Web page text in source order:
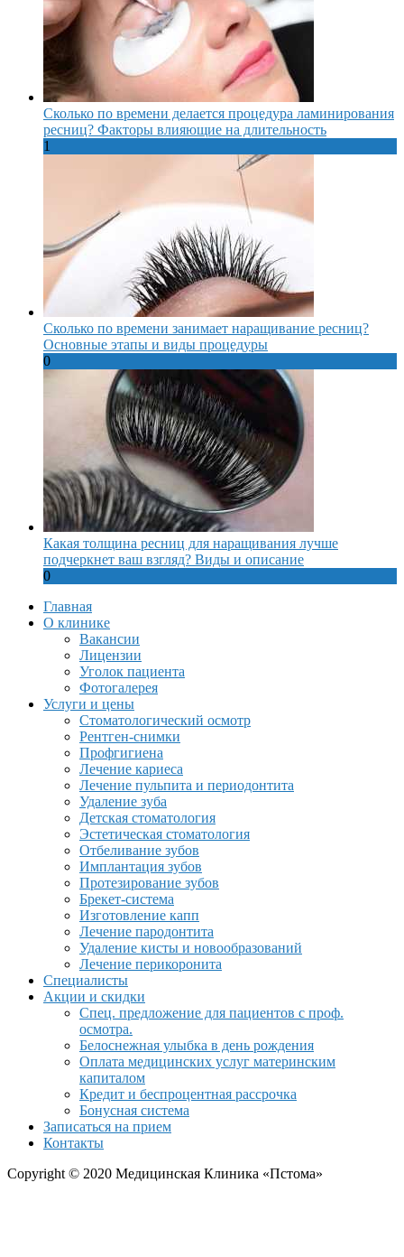
Сколько по времени делается процедура ламинирования
ресниц? Факторы влияющие на длительность
1
Сколько по времени занимает наращивание ресниц?
Основные этапы и виды процедуры
0
Какая толщина ресниц для наращивания лучше
подчеркнет ваш взгляд? Виды и описание
0
Главная
О клинике
Вакансии
Лицензии
Уголок пациента
Фотогалерея
Услуги и цены
Стоматологический осмотр
Рентген-снимки
Профгигиена
Лечение кариеса
Лечение пульпита и периодонтита
Удаление зуба
Детская стоматология
Эстетическая стоматология
Отбеливание зубов
Имплантация зубов
Протезирование зубов
Брекет-система
Изготовление капп
Лечение пародонтита
Удаление кисты и новообразований
Лечение перикоронита
Специалисты
Акции и скидки
Спец. предложение для пациентов с проф.
осмотра.
Белоснежная улыбка в день рождения
Оплата медицинских услуг материнским
капиталом
Кредит и беспроцентная рассрочка
Бонусная система
Записаться на прием
Контакты
Copyright © 2020 Медицинская Клиника «Пстома»